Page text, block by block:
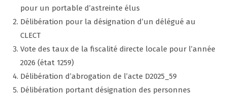
pour un portable d’astreinte élus
Délibération pour la désignation d’un délégué au
CLECT
Vote des taux de la fiscalité directe locale pour l’année
2026 (état 1259)
Délibération d’abrogation de l’acte D2025_59
Délibération portant désignation des personnes